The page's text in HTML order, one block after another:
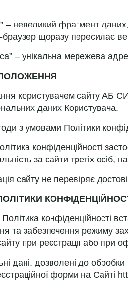
– невеликий фрагмент
браузер щоразу пересилає
– унікальна мережева
ПОЛОЖЕННЯ
користувачем сайту АБ
даних Користувача.
з умовами Політики
конфіденційності
за сайти третіх
сайту не перевіряє
конфіденційності
та забезпечення режиму
сайту при реєстрації або
дані, дозволені до
форми на Сайті